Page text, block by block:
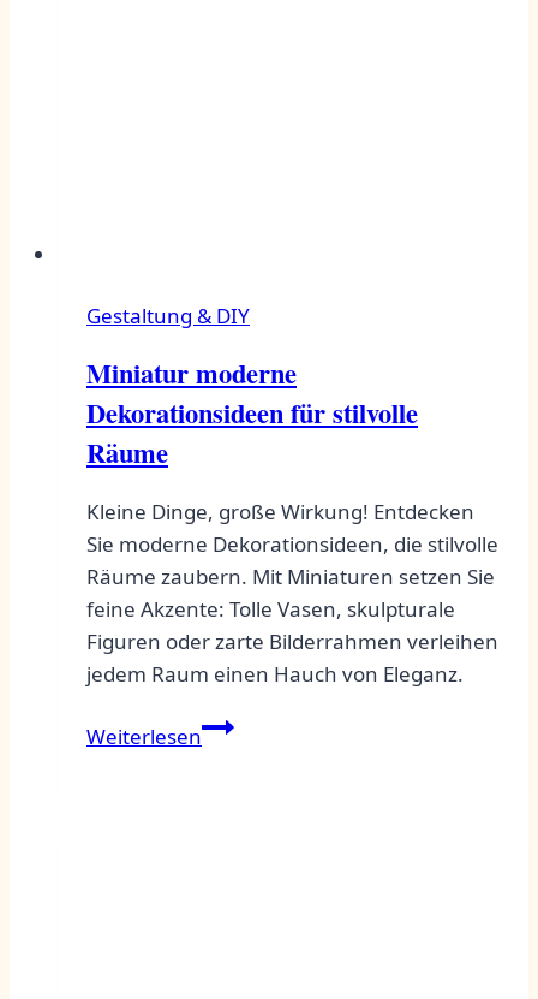
Gestaltung & DIY
Miniatur moderne
Dekorationsideen für stilvolle
Räume
Kleine Dinge, große Wirkung! Entdecken
Sie moderne Dekorationsideen, die stilvolle
Räume zaubern. Mit Miniaturen setzen Sie
feine Akzente: Tolle Vasen, skulpturale
Figuren oder zarte Bilderrahmen verleihen
jedem Raum einen Hauch von Eleganz.
WeiterlesenMiniatur